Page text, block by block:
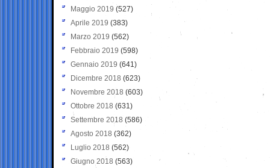
Maggio 2019 (527)
Aprile 2019 (383)
Marzo 2019 (562)
Febbraio 2019 (598)
Gennaio 2019 (641)
Dicembre 2018 (623)
Novembre 2018 (603)
Ottobre 2018 (631)
Settembre 2018 (586)
Agosto 2018 (362)
Luglio 2018 (562)
Giugno 2018 (563)